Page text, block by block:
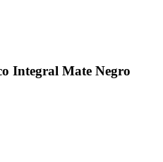
Integral Mate Negro